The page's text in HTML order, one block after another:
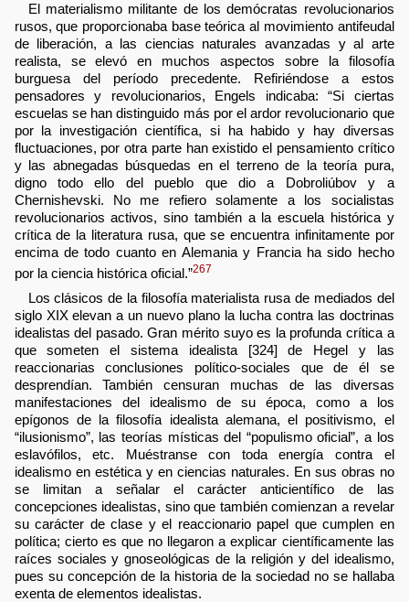
El materialismo militante de los demócratas revolucionarios
rusos, que proporcionaba base teórica al movimiento antifeudal
de liberación, a las ciencias naturales avanzadas y al arte
realista, se elevó en muchos aspectos sobre la filosofía
burguesa del período precedente. Refiriéndose a estos
pensadores y revolucionarios, Engels indicaba: “Si ciertas
escuelas se han distinguido más por el ardor revolucionario que
por la investigación científica, si ha habido y hay diversas
fluctuaciones, por otra parte han existido el pensamiento crítico
y las abnegadas búsquedas en el terreno de la teoría pura,
digno todo ello del pueblo que dio a Dobroliúbov y a
Chernishevski. No me refiero solamente a los socialistas
revolucionarios activos, sino también a la escuela histórica y
crítica de la literatura rusa, que se encuentra infinitamente por
encima de todo cuanto en Alemania y Francia ha sido hecho
por la ciencia histórica oficial.”267
Los clásicos de la filosofía materialista rusa de mediados del
siglo XIX elevan a un nuevo plano la lucha contra las doctrinas
idealistas del pasado. Gran mérito suyo es la profunda crítica a
que someten el sistema idealista [324] de Hegel y las
reaccionarias conclusiones político-sociales que de él se
desprendían. También censuran muchas de las diversas
manifestaciones del idealismo de su época, como a los
epígonos de la filosofía idealista alemana, el positivismo, el
“ilusionismo”, las teorías místicas del “populismo oficial”, a los
eslavófilos, etc. Muéstranse con toda energía contra el
idealismo en estética y en ciencias naturales. En sus obras no
se limitan a señalar el carácter anticientífico de las
concepciones idealistas, sino que también comienzan a revelar
su carácter de clase y el reaccionario papel que cumplen en
política; cierto es que no llegaron a explicar científicamente las
raíces sociales y gnoseológicas de la religión y del idealismo,
pues su concepción de la historia de la sociedad no se hallaba
exenta de elementos idealistas.